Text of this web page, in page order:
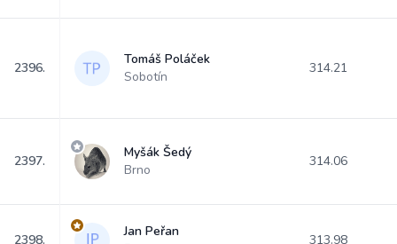
2396.
Tomáš Poláček
Sobotín
314.21
2397.
Myšák Šedý
Brno
314.06
2398.
Jan Peřan
313.98